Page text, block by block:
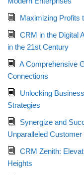
Maximizing Profits
CRM in the Digital
in the 21st Century
A Comprehensive
Connections
Unlocking
Strategies
Synergize and
Unparalleled
CRM Zenith:
Heights